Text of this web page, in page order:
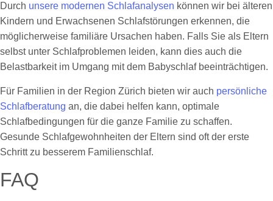
Durch unsere modernen Schlafanalysen können wir bei älteren
Kindern und Erwachsenen Schlafstörungen erkennen, die
möglicherweise familiäre Ursachen haben. Falls Sie als Eltern
selbst unter Schlafproblemen leiden, kann dies auch die
Belastbarkeit im Umgang mit dem Babyschlaf beeinträchtigen.
Für Familien in der Region Zürich bieten wir auch persönliche
Schlafberatung an, die dabei helfen kann, optimale
Schlafbedingungen für die ganze Familie zu schaffen.
Gesunde Schlafgewohnheiten der Eltern sind oft der erste
Schritt zu besserem Familienschlaf.
FAQ